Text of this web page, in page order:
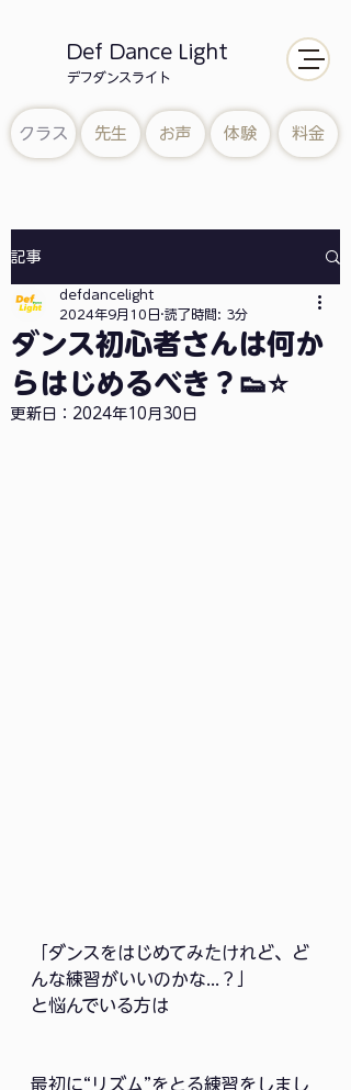
Def Dance Light
​デフダンスライト
クラス 先生 お声 体験 料金
記事
ダンス初心者さんは何か
らはじめるべき？👟⭐️
defdancelight
2024年9月10日 読了時間: 3分
更新日： 2024年10月30日
「ダンスをはじめてみたけれど、ど
んな練習がいいのかな...？」
と悩んでいる方は
最初に“リズム”をとる練習をしまし